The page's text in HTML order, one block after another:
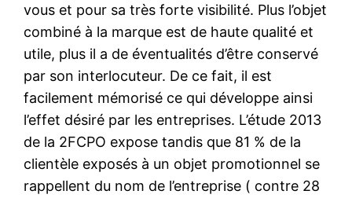
vous et pour sa très forte visibilité. Plus l’objet
combiné à la marque est de haute qualité et
utile, plus il a de éventualités d’être conservé
par son interlocuteur. De ce fait, il est
facilement mémorisé ce qui développe ainsi
l’effet désiré par les entreprises. L’étude 2013
de la 2FCPO expose tandis que 81 % de la
clientèle exposés à un objet promotionnel se
rappellent du nom de l’entreprise ( contre 28